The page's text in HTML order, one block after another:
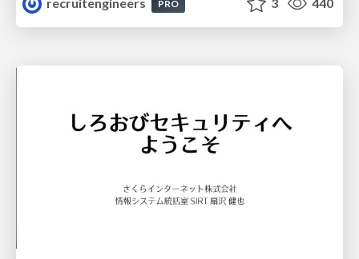
PRO